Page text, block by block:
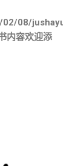
02/08/
内容欢迎添